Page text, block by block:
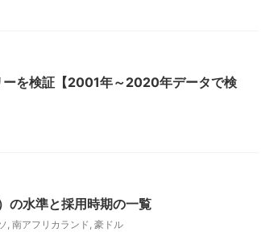
ーを検証【2001年～2020年データで検
の水準と採用時期の一覧
, 南アフリカランド, 豪ドル